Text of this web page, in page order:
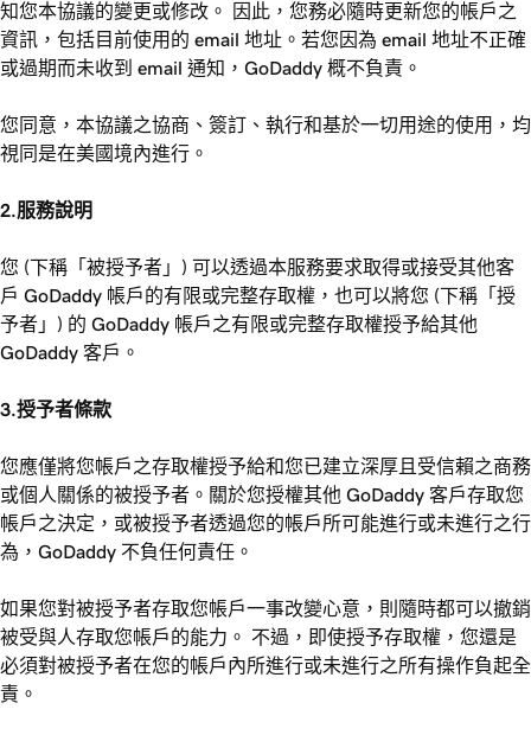
知您本協議的變更或修改。 因此，您務必隨時更新您的帳戶之
資訊，包括目前使用的 email 地址。若您因為 email 地址不正確
或過期而未收到 email 通知，GoDaddy 概不負責。
您同意，本協議之協商、簽訂、執行和基於一切用途的使用，均
視同是在美國境內進行。
2.服務說明
您 (下稱「被授予者」) 可以透過本服務要求取得或接受其他客
戶 GoDaddy 帳戶的有限或完整存取權，也可以將您 (下稱「授
予者」) 的 GoDaddy 帳戶之有限或完整存取權授予給其他
GoDaddy 客戶。
3.授予者條款
您應僅將您帳戶之存取權授予給和您已建立深厚且受信賴之商務
或個人關係的被授予者。關於您授權其他 GoDaddy 客戶存取您
帳戶之決定，或被授予者透過您的帳戶所可能進行或未進行之行
為，GoDaddy 不負任何責任。
如果您對被授予者存取您帳戶一事改變心意，則隨時都可以撤銷
被受與人存取您帳戶的能力。 不過，即使授予存取權，您還是
必須對被授予者在您的帳戶內所進行或未進行之所有操作負起全
責。